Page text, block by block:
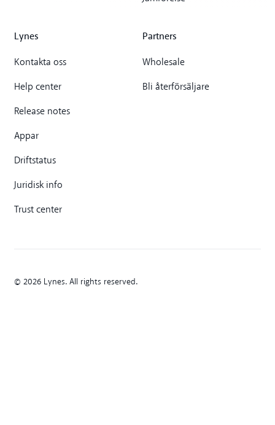
Lynes
Kontakta oss
Help center
Release notes
Appar
Driftstatus
Juridisk info
Trust center
Partners
Wholesale
Bli återförsäljare
© 2026 Lynes. All rights reserved.